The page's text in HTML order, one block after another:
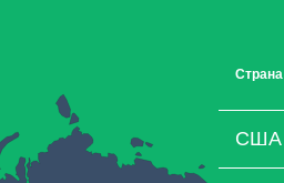
Страна
США